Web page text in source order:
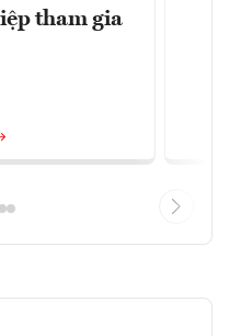
tham gia